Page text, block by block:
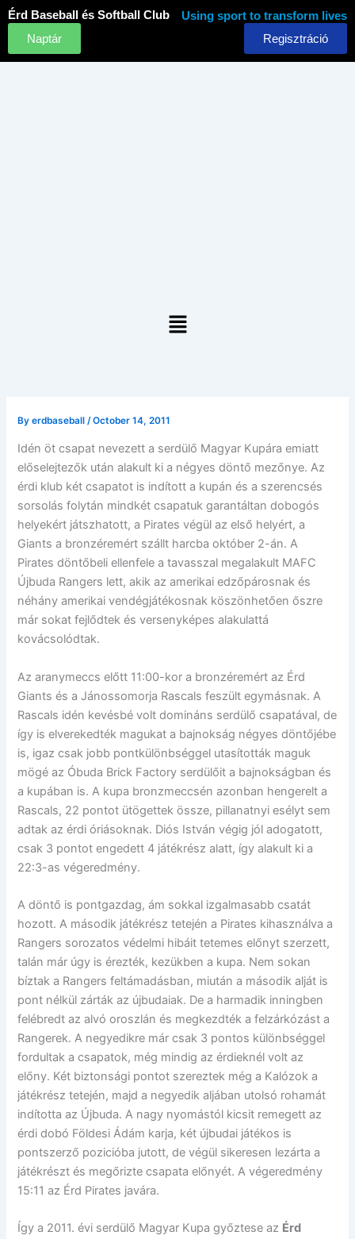
Skip
to
content
Érd Baseball és Softball Club
Using sport to transform lives
Naptár
Regisztráció
Menu
Byerdbaseball /October 14, 2011
Idén öt csapat nevezett a serdülő Magyar Kupára emiatt
előselejtezők után alakult ki a négyes döntő mezőnye. Az
érdi klub két csapatot is indított a kupán és a szerencsés
sorsolás folytán mindkét csapatuk garantáltan dobogós
helyekért játszhatott, a Pirates végül az első helyért, a
Giants a bronzéremért szállt harcba október 2-án. A
Pirates döntőbeli ellenfele a tavasszal megalakult MAFC
Újbuda Rangers lett, akik az amerikai edzőpárosnak és
néhány amerikai vendégjátékosnak köszönhetően őszre
már sokat fejlődtek és versenyképes alakulattá
kovácsolódtak.
Az aranymeccs előtt 11:00-kor a bronzéremért az Érd
Giants és a Jánossomorja Rascals feszült egymásnak. A
Rascals idén kevésbé volt domináns serdülő csapatával, de
így is elverekedték magukat a bajnokság négyes döntőjébe
is, igaz csak jobb pontkülönbséggel utasították maguk
mögé az Óbuda Brick Factory serdülőit a bajnokságban és
a kupában is. A kupa bronzmeccsén azonban hengerelt a
Rascals, 22 pontot ütögettek össze, pillanatnyi esélyt sem
adtak az érdi óriásoknak. Diós István végig jól adogatott,
csak 3 pontot engedett 4 játékrész alatt, így alakult ki a
22:3-as végeredmény.
A döntő is pontgazdag, ám sokkal izgalmasabb csatát
hozott. A második játékrész tetején a Pirates kihasználva a
Rangers sorozatos védelmi hibáit tetemes előnyt szerzett,
talán már úgy is érezték, kezükben a kupa. Nem sokan
bíztak a Rangers feltámadásban, miután a második alját is
pont nélkül zárták az újbudaiak. De a harmadik inningben
felébredt az alvó oroszlán és megkezdték a felzárkózást a
Rangerek. A negyedikre már csak 3 pontos különbséggel
fordultak a csapatok, még mindig az érdieknél volt az
előny. Két biztonsági pontot szereztek még a Kalózok a
játékrész tetején, majd a negyedik aljában utolsó rohamát
indította az Újbuda. A nagy nyomástól kicsit remegett az
érdi dobó Földesi Ádám karja, két újbudai játékos is
pontszerző pozicióba jutott, de végül sikeresen lezárta a
játékrészt és megőrizte csapata előnyét. A végeredmény
15:11 az Érd Pirates javára.
Így a 2011. évi serdülő Magyar Kupa győztese az Érd